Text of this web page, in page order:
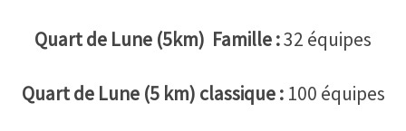
Quart de Lune (5km) Famille :32 équipes
Quart de Lune (5 km) classique : 100 équipes